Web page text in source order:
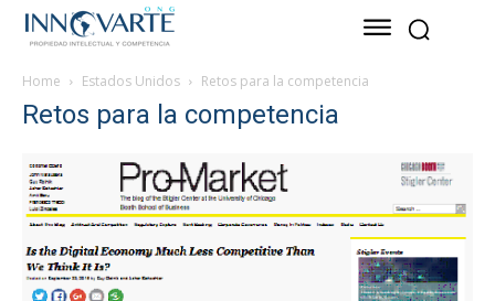
Home Estados Unidos Retos para la competencia
Retos para la competencia